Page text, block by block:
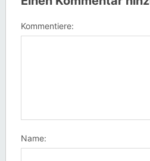
Kommentiere:
Name: